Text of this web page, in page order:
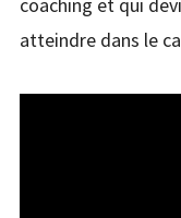
coaching et qui
atteindre dans le